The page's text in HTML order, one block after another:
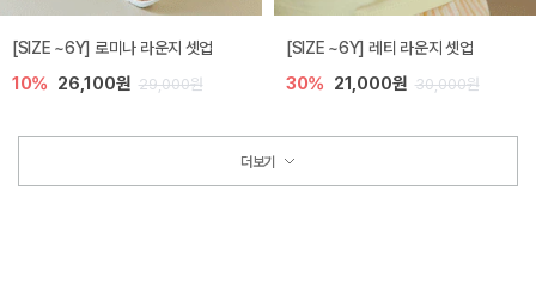
[SIZE ~6Y] 로미나 라운지 셋업
10% 26,100원 29,000원
[SIZE ~6Y] 레티 라운지 셋업
30% 21,000원 30,000원
더보기